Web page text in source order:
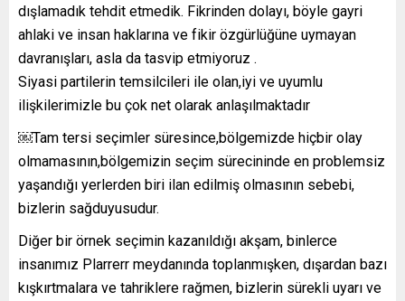
dışlamadık tehdit etmedik. Fikrinden dolayı, böyle gayri
ahlaki ve insan haklarına ve fikir özgürlüğüne uymayan
davranışları, asla da tasvip etmiyoruz .
Siyasi partilerin temsilcileri ile olan,iyi ve uyumlu
ilişkilerimizle bu çok net olarak anlaşılmaktadır
￼Tam tersi seçimler süresince,bölgemizde hiçbir olay
olmamasının,bölgemizin seçim sürecininde en problemsiz
yaşandığı yerlerden biri ilan edilmiş olmasının sebebi,
bizlerin sağduyusudur.
Diğer bir örnek seçimin kazanıldığı akşam, binlerce
insanımız Plarrerr meydanında toplanmışken, dışardan bazı
kışkırtmalara ve tahriklere rağmen, bizlerin sürekli uyarı ve